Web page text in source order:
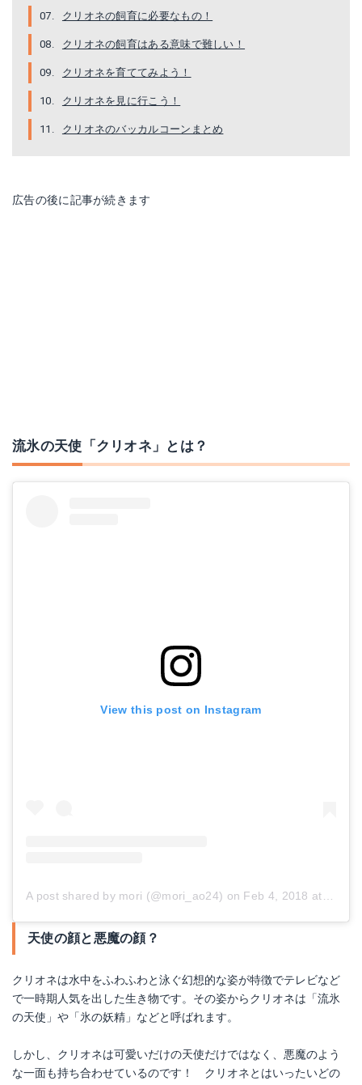
クリオネの飼育に必要なもの！
クリオネの飼育はある意味で難しい！
クリオネを育ててみよう！
クリオネを見に行こう！
クリオネのバッカルコーンまとめ
広告の後に記事が続きます
流氷の天使「クリオネ」とは？
View this post on Instagram
A post shared by mori (@mori_ao24) on Feb 4, 2018 at 9:58pm PST
天使の顔と悪魔の顔？
クリオネは水中をふわふわと泳ぐ幻想的な姿が特徴でテレビなど
で一時期人気を出した生き物です。その姿からクリオネは「流氷
の天使」や「氷の妖精」などと呼ばれます。
しかし、クリオネは可愛いだけの天使だけではなく、悪魔のよう
な一面も持ち合わせているのです！ クリオネとはいったいどの